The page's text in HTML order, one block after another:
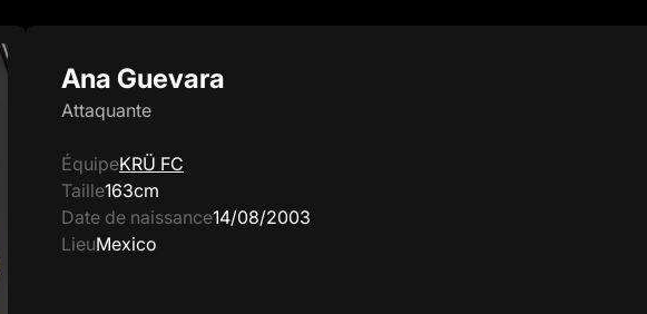
Ana Guevara
Attaquante
ÉquipeKRÜ FC
Taille163cm
Date de naissance14/08/2003
LieuMexico